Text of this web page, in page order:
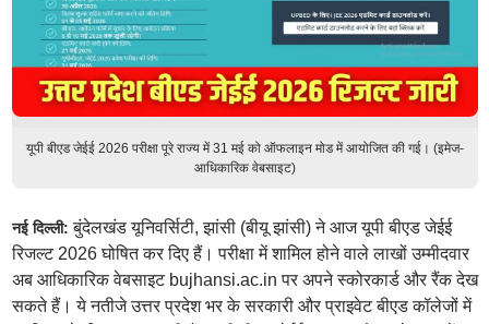
यूपी बीएड जेईई 2026 परीक्षा पूरे राज्य में 31 मई को ऑफलाइन मोड में आयोजित की गई। (इमेज-
आधिकारिक वेबसाइट)
नई दिल्ली:बुंदेलखंड यूनिवर्सिटी, झांसी (बीयू झांसी) ने आज यूपी बीएड जेईई
रिजल्ट 2026 घोषित कर दिए हैं। परीक्षा में शामिल होने वाले लाखों उम्मीदवार
अब आधिकारिक वेबसाइट bujhansi.ac.in पर अपने स्कोरकार्ड और रैंक देख
सकते हैं। ये नतीजे उत्तर प्रदेश भर के सरकारी और प्राइवेट बीएड कॉलेजों में